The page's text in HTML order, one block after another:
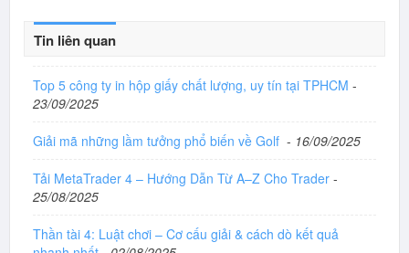
Tin liên quan
Top 5 công ty in hộp giấy chất lượng, uy tín tại TPHCM -
23/09/2025
Giải mã những lầm tưởng phổ biến về Golf - 16/09/2025
Tải MetaTrader 4 – Hướng Dẫn Từ A–Z Cho Trader -
25/08/2025
Thần tài 4: Luật chơi – Cơ cấu giải & cách dò kết quả